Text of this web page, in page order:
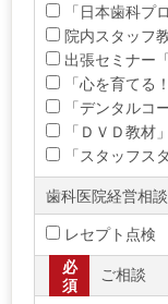
「日本歯科プ
院内スタッフ
出張セミナー
「心を育てる
「デンタルコ
「ＤＶＤ教材」
「スタッフス
歯科医院経営相談
レセプト点検
ご相談
必
須